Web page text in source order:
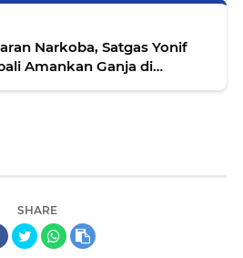
Narkoba, Satgas Yonif
Amankan Ganja di
SHARE